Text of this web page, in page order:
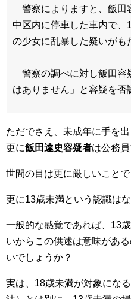
警察によりますと、飯田
中区内に停車した車内で
の少女に乱暴した疑いがも
警察の調べに対し飯田容
はありません」と容疑を否
ただでさえ、未成年に手を
更に飯田達史容疑者は公務員
世間の目は更に厳しいことで
更に13歳未満という認識は
一般的な感覚であれば、13
いからこの供述は意味があ
いでしょうか？
実は、18歳未満が対象にな